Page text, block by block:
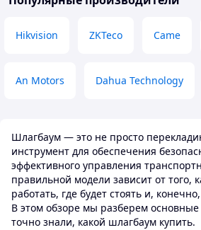
Шлагбаум — это не просто
инструмент для обеспечения
эффективного управления
правильной модели зависит от того,
работать, где будет стоять и,
В этом обзоре мы разберем
точно знали, какой шлагбаум купить.
Hikvision ZKTeco Came
An Motors Dahua Technology